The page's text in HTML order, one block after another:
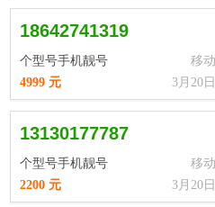
18642741319
个型号手机靓号
移动
3月20日
4999 元
13130177787
个型号手机靓号
移动
3月20日
2200 元